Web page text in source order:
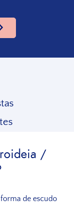
/
de escudo